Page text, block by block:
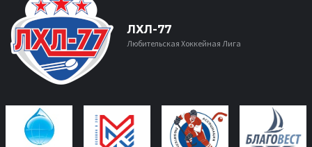
ЛХЛ-77
Любительская Хоккейная Лига